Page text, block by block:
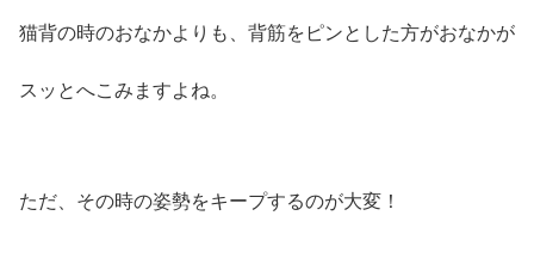
猫背の時のおなかよりも、背筋をピンとした方がおなかが
スッとへこみますよね。
ただ、その時の姿勢をキープするのが大変！